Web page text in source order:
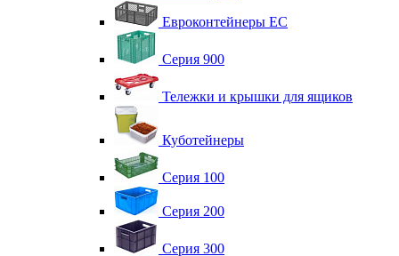
Евроконтейнеры ЕС
Серия 900
Тележки и крышки для ящиков
Куботейнеры
Серия 100
Серия 200
Серия 300